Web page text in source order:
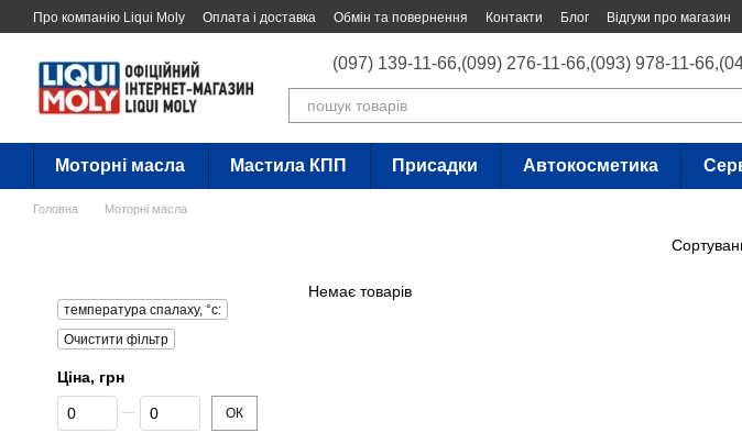
Перейти до основного контенту
Про компанію Liqui Moly Оплата і доставка Обмін та повернення Контакти Блог Відгуки про магазин
(097) 139-11-66,(099) 276-11-66,(093) 978-11-66,
Моторні масла Мастила КПП Присадки Автокосметика
Головна Моторні масла
Немає товарів
температура спалаху, °c:
Очистити фільтр
Ціна, грн
Від Ціна, грн
До Ціна, грн ОК